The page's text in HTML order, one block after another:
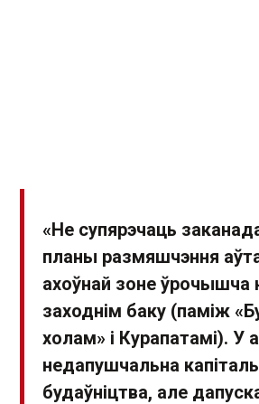
«Не супярэчаць
планы размяшчэння
ахоўнай зоне ўрочышча
заходнім баку (паміж
холам» і Курапатамі). У
недапушчальна
будаўніцтва, але